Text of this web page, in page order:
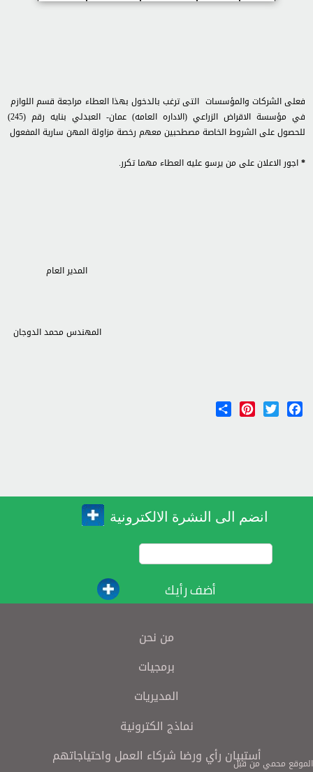
فعلى الشركات والمؤسسات التى ترغب بالدخول بهذا العطاء مراجعة قسم اللوازم
في مؤسسة الاقراض الزراعي (الاداره العامه) عمان- العبدلي بنايه رقم (245)
للحصول على الشروط الخاصة مصطحبين معهم رخصة مزاولة المهن سارية المفعول
*اجور الاعلان على من يرسو عليه العطاء مهما تكرر.
المدير العام
المهندس محمد الدوجان
Facebook
Twitter
Pinterest
انضم الى النشرة الالكترونية
أضف رأيك
من نحن
برمجيات
المديريات
نماذج الكترونية
أستبيان رأي ورضا شركاء العمل واحتياجاتهمالموقع محمي من قبل